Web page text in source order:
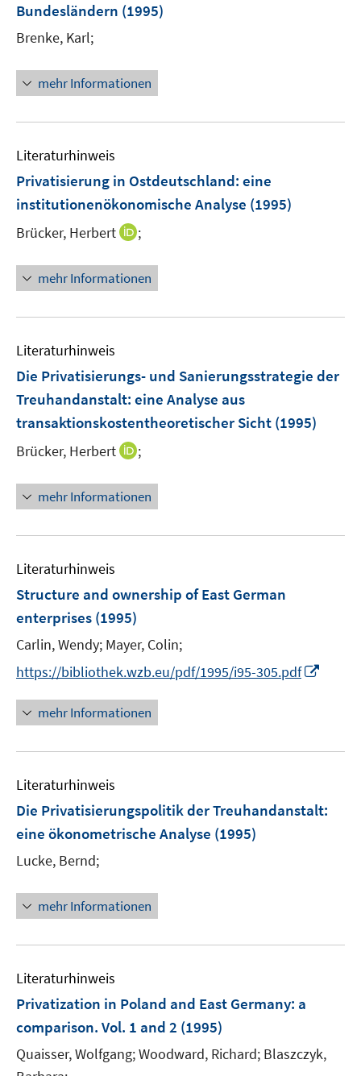
ö
n
n
Bundesländern (1995)
Brenke, Karl;
mehr Informationen
Literaturhinweis
Privatisierung in Ostdeutschland: eine
institutionenökonomische Analyse (1995)
Brücker, Herbert
I
n
e
e
n
s
t
e
r
ö
f
n
;
mehr Informationen
Literaturhinweis
Die Privatisierungs- und Sanierungsstrategie der
Treuhandanstalt: eine Analyse aus
transaktionskostentheoretischer Sicht (1995)
Brücker, Herbert
I
n
e
e
s
e
r
ö
n
;
mehr Informationen
Literaturhinweis
Structure and ownership of East German
enterprises (1995)
Carlin, Wendy; Mayer, Colin;
https://bibliothek.wzb.eu/pdf/1995/i95-305.pdf
u
F
ö
mehr Informationen
Literaturhinweis
Die Privatisierungspolitik der Treuhandanstalt:
eine ökonometrische Analyse (1995)
Lucke, Bernd;
mehr Informationen
Literaturhinweis
Privatization in Poland and East Germany: a
comparison. Vol. 1 and 2 (1995)
Quaisser, Wolfgang;Woodward, Richard; Blaszczyk,